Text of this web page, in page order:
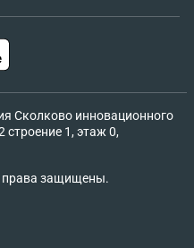
Сколково инновационного
1, этаж 0,
права защищены.